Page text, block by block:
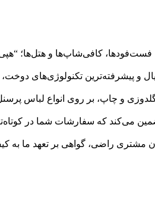
فست‌فودها، کافی‌شاپ‌ها و هتل‌ها؛
و پیشرفته‌ترین تکنولوژی‌های
و چاپ، بر روی انواع لباس
می‌کند که سفارشات شما در
مشتری راضی، گواهی بر تعهد ما به